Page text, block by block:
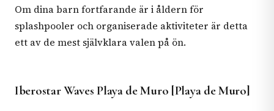
Om dina barn fortfarande är i åldern för
splashpooler och organiserade aktiviteter är detta
ett av de mest självklara valen på ön.
Iberostar Waves Playa de Muro [Playa de Muro]